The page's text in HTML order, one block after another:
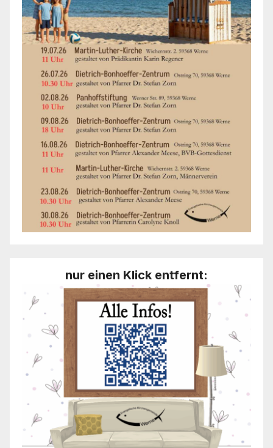
nur einen Klick entfernt: